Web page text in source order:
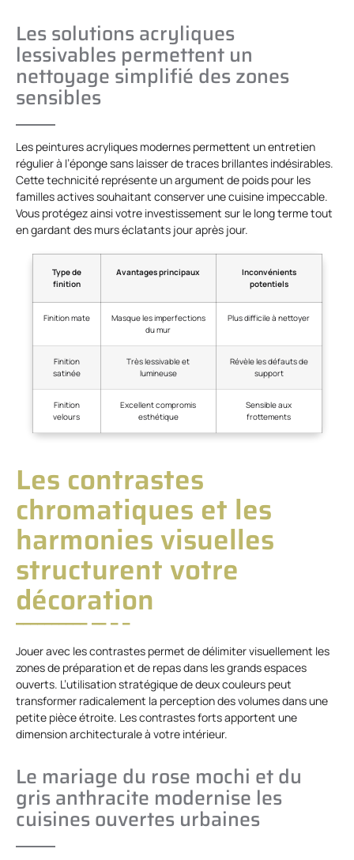
Les solutions acryliques
lessivables permettent un
nettoyage simplifié des zones
sensibles
Les peintures acryliques modernes permettent un entretien
régulier à l’éponge sans laisser de traces brillantes indésirables.
Cette technicité représente un argument de poids pour les
familles actives souhaitant conserver une cuisine impeccable.
Vous protégez ainsi votre investissement sur le long terme tout
en gardant des murs éclatants jour après jour.
Type de
finition
Avantages principaux
Inconvénients
potentiels
Finition mate
Masque les imperfections
du mur
Plus difficile à nettoyer
Finition
satinée
Très lessivable et
lumineuse
Révèle les défauts de
support
Finition
velours
Excellent compromis
esthétique
Sensible aux
frottements
Les contrastes
chromatiques et les
harmonies visuelles
structurent votre
décoration
Jouer avec les contrastes permet de délimiter visuellement les
zones de préparation et de repas dans les grands espaces
ouverts. L’utilisation stratégique de deux couleurs peut
transformer radicalement la perception des volumes dans une
petite pièce étroite. Les contrastes forts apportent une
dimension architecturale à votre intérieur.
Le mariage du rose mochi et du
gris anthracite modernise les
cuisines ouvertes urbaines